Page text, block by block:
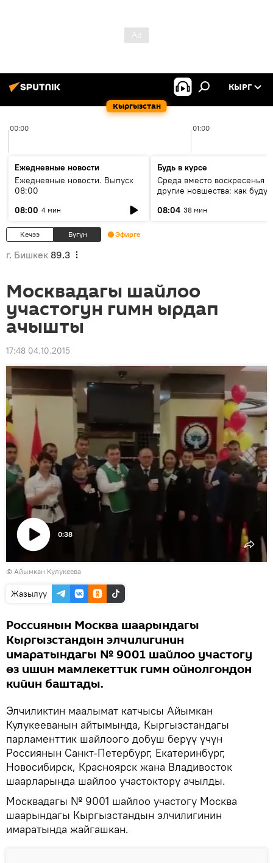
Кыргызстан
КЫРГ
00:00 01:00
Ежедневные новости
Ежедневные новости. Выпуск
08:00
08:00 4 мин
Будь в курсе
Среда вместо воскресенья и
другие новшества: как будут
08:04 38 мин
Кечээ Бүгүн Эфирге
г. Бишкек 89.3
Москвадагы шайлоо
участогун гимн ырдап
ачышты
17:48 04.10.2015
Видеону
көрсөтүү
0:38
© Айымкан Кулукеева
Жазылуу
Россиянын Москва шаарындагы
Кыргызстандын элчилигинин
имаратындагы № 9001 шайлоо участогу
өз ишин мамлекеттик гимн ойнолгондон
кийин баштады.
Элчиликтин маалымат катчысы Айымкан
Кулукееванын айтымында, Кыргызстандагы
парламенттик шайлоого добуш берүү үчүн
Россиянын Санкт-Петербург, Екатеринбург,
Новосибирск, Красноярск жана Владивосток
шаарларында шайлоо участоктору ачылды.
Москвадагы № 9001 шайлоо участогу Москва
шаарындагы Кыргызстандын элчилигинин
имаратында жайгашкан.